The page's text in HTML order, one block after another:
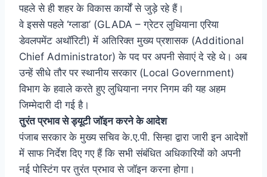
पहले से ही शहर के विकास कार्यों से जुड़े रहे हैं।
वे इससे पहले ‘ग्लाडा’ (GLADA – ग्रेटर लुधियाना एरिया
डेवलपमेंट अथॉरिटी) में अतिरिक्त मुख्य प्रशासक (Additional
Chief Administrator) के पद पर अपनी सेवाएं दे रहे थे। अब
उन्हें सीधे तौर पर स्थानीय सरकार (Local Government)
विभाग के हवाले करते हुए लुधियाना नगर निगम की यह अहम
जिम्मेदारी दी गई है।
तुरंत प्रभाव से ड्यूटी जॉइन करने के आदेश
पंजाब सरकार के मुख्य सचिव के.ए.पी. सिन्हा द्वारा जारी इन आदेशों
में साफ निर्देश दिए गए हैं कि सभी संबंधित अधिकारियों को अपनी
नई पोस्टिंग पर तुरंत प्रभाव से जॉइन करना होगा।